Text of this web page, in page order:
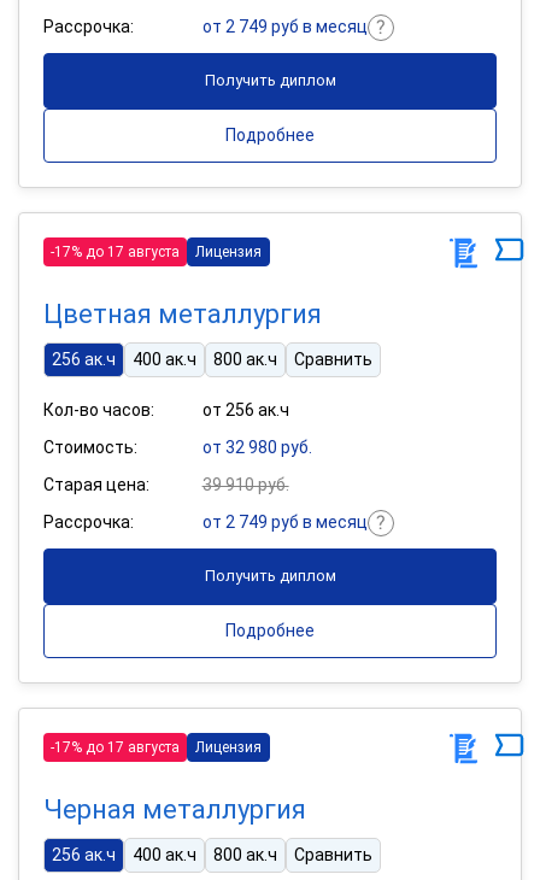
Рассрочка:
от 2 749 руб в месяц
Получить диплом
Подробнее
-17% до 17 августа Лицензия
Цветная металлургия
256 ак.ч 400 ак.ч 800 ак.ч Сравнить
Кол-во часов:
от 256 ак.ч
Стоимость:
от 32 980 руб.
Старая цена:
39 910 руб.
Рассрочка:
от 2 749 руб в месяц
Получить диплом
Подробнее
-17% до 17 августа Лицензия
Черная металлургия
256 ак.ч 400 ак.ч 800 ак.ч Сравнить